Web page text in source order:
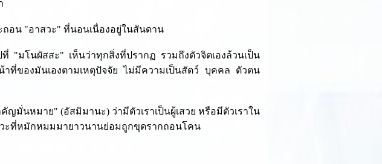
น "อาสวะ" ที่นอนเนื่องอยู่ในสันดาน
"มโนผัสสะ" เห็นว่าทุกสิ่งที่ปรากฏ รวมถึงตัวจิตเองล้วนเป็น
าที่ของมันเองตามเหตุปัจจัย ไม่มีความเป็นสัตว์ บุคคล ตัวตน
มั่นหมาย" (อัสมิมานะ) ว่ามีตัวเราเป็นผู้เสวย หรือมีตัวเราใน
ะที่หมักหมมมายาวนานย่อมถูกขุดรากถอนโคน